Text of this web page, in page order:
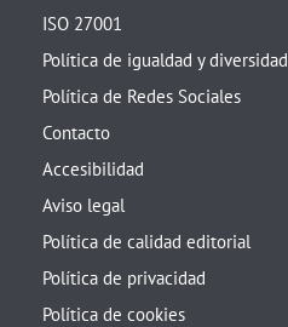
ISO 27001
Política de igualdad y diversidad
Política de Redes Sociales
Contacto
Accesibilidad
Aviso legal
Política de calidad editorial
Política de privacidad
Política de cookies